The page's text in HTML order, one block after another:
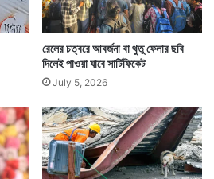
রেলের চত্বরে আবর্জনা বা থুতু ফেলার ছবি
দিলেই পাওয়া যাবে সার্টিফিকেট
July 5, 2026